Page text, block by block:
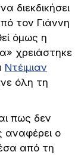
διεκδικήσει
τον Γιάννη
όμως η
χρειάστηκε
Ντέιμιαν
όλη τη
πως δεν
αναφέρει ο
από τη